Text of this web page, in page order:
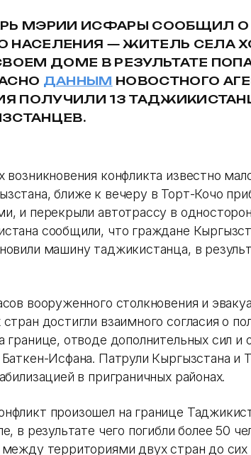
МЭРИИ ИСФАРЫ СООБЩИЛ
НАСЕЛЕНИЯ — ЖИТЕЛЬ СЕЛА
ДОМЕ В РЕЗУЛЬТАТЕ
ДАННЫМ НОВОСТНОГО
ПОЛУЧИЛИ 13
конфликта известно
ближе к вечеру в Торт-Кочо
и перекрыли автотрассу в
сообщили, что граждане
машину таджикистанца, в
вооруженного столкновения и
достигли взаимного согласия о
границе, отводе дополнительных сил и
Исфана. Патрули Кыргызстана и
в приграничных районах.
произошел на границе
в результате чего погибли более 50
территориями двух стран до сих